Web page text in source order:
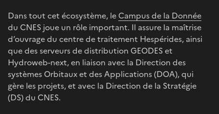
Dans tout cet écosystème, le Campus de la Donnée
du CNES joue un rôle important. Il assure la maîtrise
d’ouvrage du centre de traitement Hespérides, ainsi
que des serveurs de distribution GEODES et
Hydroweb-next, en liaison avec la Direction des
systèmes Orbitaux et des Applications (DOA), qui
gère les projets, et avec la Direction de la Stratégie
(DS) du CNES.